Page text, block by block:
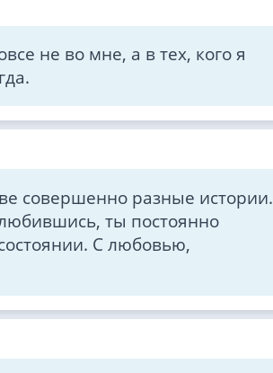
не во мне, а в тех, кого я
совершенно разные истории.
ты постоянно
С любовью,